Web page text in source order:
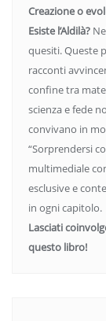
Creazione o
Esiste l’Aldilà?
quesiti. Queste
racconti
confine tra
scienza e fede
convivano in
“Sorprendersi
multimediale
esclusive e
in ogni capitolo.
Lasciati
questo libro!